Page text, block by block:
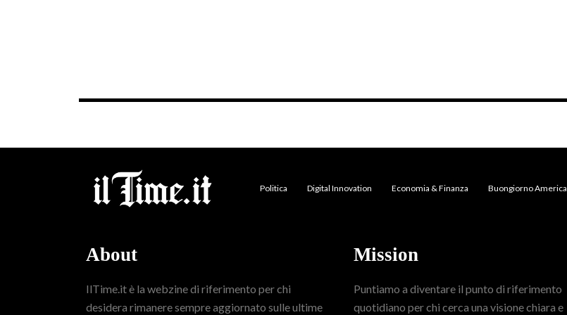
Politica Digital Innovation Economia & Finanza Buongiorno America
About
IlTime.it è la webzine di riferimento per chi
desidera rimanere sempre aggiornato sulle ultime
Mission
Puntiamo a diventare il punto di riferimento
quotidiano per chi cerca una visione chiara e